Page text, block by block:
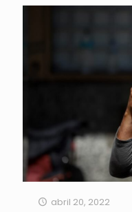
abril 20, 2022